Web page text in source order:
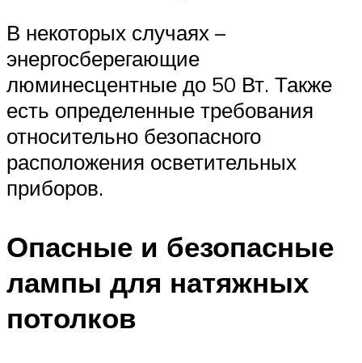
В некоторых случаях –
энергосберегающие
люминесцентные до 50 Вт. Также
есть определенные требования
относительно безопасного
расположения осветительных
приборов.
Опасные и безопасные
лампы для натяжных
потолков